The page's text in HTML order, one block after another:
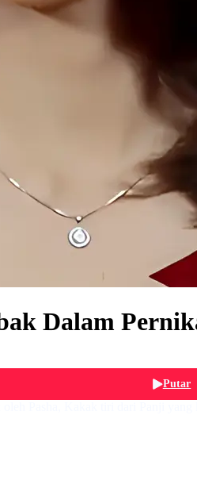
Dalam
Putar